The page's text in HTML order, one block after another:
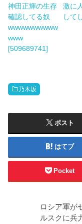
神田正輝の生存
確認してる奴
wwwwwwwwww
www
[509689741]
激に
して
乃木坂
ポスト
はてブ
Pocket
ロシア軍が
ルスクに兵